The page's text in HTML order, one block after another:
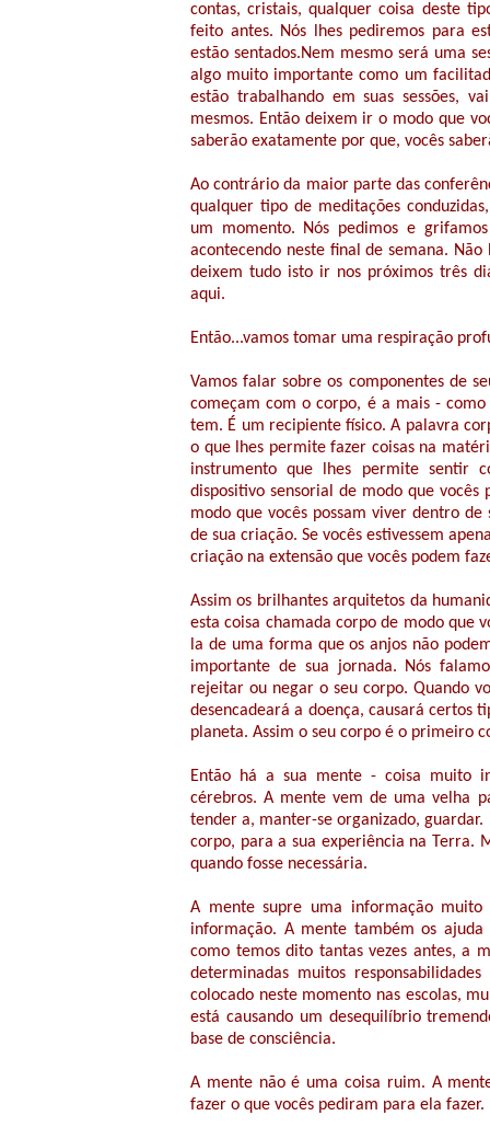
contas, cristais, qualquer coisa deste
feito antes. Nós lhes pediremos para
estão sentados.Nem mesmo será uma
algo muito importante como um
estão trabalhando em suas sessões,
mesmos. Então deixem ir o modo que
saberão exatamente por que, vocês
Ao contrário da maior parte das
qualquer tipo de meditações
um momento. Nós pedimos e
acontecendo neste final de semana.
deixem tudo isto ir nos próximos três
aqui.
Então...vamos tomar uma respiração
Vamos falar sobre os componentes de
começam com o corpo, é a mais -
tem. É um recipiente físico. A palavra
o que lhes permite fazer coisas na
instrumento que lhes permite sentir
dispositivo sensorial de modo que
modo que vocês possam viver dentro
de sua criação. Se vocês estivessem
criação na extensão que vocês podem
Assim os brilhantes arquitetos da
esta coisa chamada corpo de modo que
la de uma forma que os anjos não
importante de sua jornada. Nós
rejeitar ou negar o seu corpo. Quando
desencadeará a doença, causará certos
planeta. Assim o seu corpo é o primeiro
Então há a sua mente - coisa muito
cérebros. A mente vem de uma velha
tender a, manter-se organizado,
corpo, para a sua experiência na Terra.
quando fosse necessária.
A mente supre uma informação
informação. A mente também os
como temos dito tantas vezes antes, a
determinadas muitos
colocado neste momento nas escolas,
está causando um desequilíbrio
base de consciência.
A mente não é uma coisa ruim. A
fazer o que vocês pediram para ela